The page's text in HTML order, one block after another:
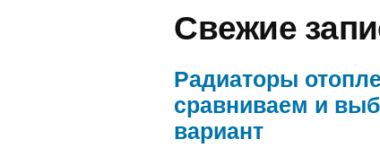
Свежие
Радиаторы
сравниваем и
вариант